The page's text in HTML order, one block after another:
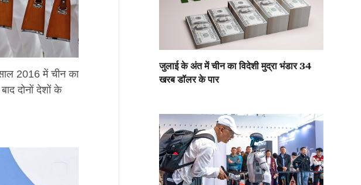
2016 में चीन का
दोनों देशों के
जुलाई के अंत में चीन का विदेशी मुद्रा भंडार 34
खरब डॉलर के पार